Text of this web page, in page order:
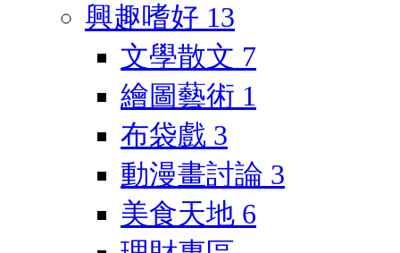
興趣嗜好 13
文學散文 7
繪圖藝術 1
布袋戲 3
動漫畫討論 3
美食天地 6